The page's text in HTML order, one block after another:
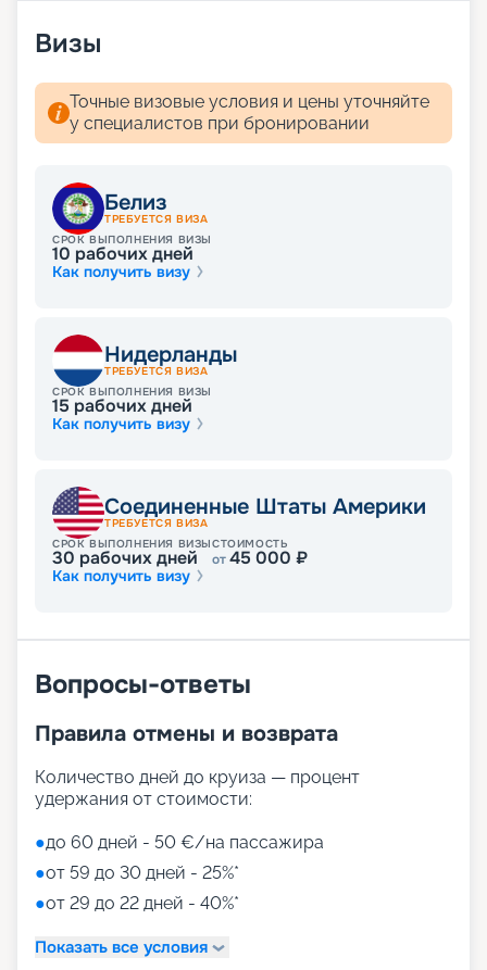
Визы
Точные визовые условия и цены уточняйте
у специалистов при бронировании
Белиз
ТРЕБУЕТСЯ ВИЗА
СРОК ВЫПОЛНЕНИЯ ВИЗЫ
10 рабочих дней
Как получить визу
Нидерланды
ТРЕБУЕТСЯ ВИЗА
СРОК ВЫПОЛНЕНИЯ ВИЗЫ
15 рабочих дней
Как получить визу
Соединенные Штаты Америки
ТРЕБУЕТСЯ ВИЗА
СРОК ВЫПОЛНЕНИЯ ВИЗЫ
30 рабочих дней
СТОИМОСТЬ
от45 000 ₽
Как получить визу
Вопросы-ответы
Правила отмены и возврата
Количество дней до круиза — процент
удержания от стоимости:
●до 60 дней - 50 €/на пассажира
●от 59 до 30 дней - 25%*
●от 29 до 22 дней - 40%*
Показать все условия